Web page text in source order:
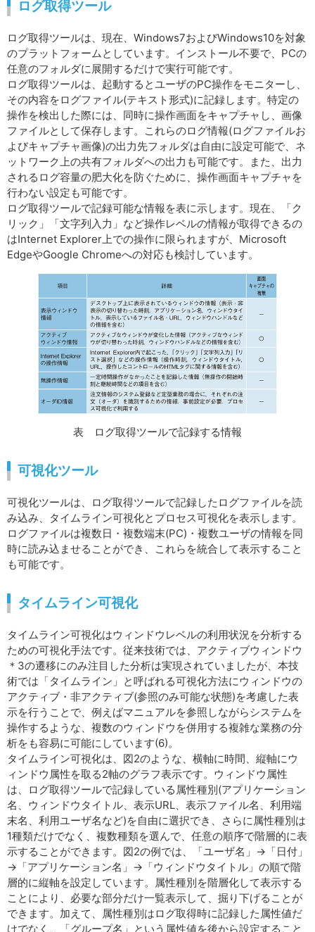
ログ取得ツール
ログ取得ツールは、現在、Windows7およびWindows10を対象
のプラットフォームとしています。インストール不要で、PCの
任意のフォルダに展開するだけで実行可能です。
ログ取得ツールは、起動するとユーザのPC操作をモニターし、
その内容をログファイル(テキスト形式)に記録します。特定の
操作を検出した際には、同時に操作画面をキャプチャし、画像
ファイルとして保存します。これらのログ情報(ログファイルお
よびキャプチャ画像)の出力先フォルダは自由に設定可能で、ネ
ットワーク上の共有フォルダへの出力も可能です。また、出力
されるログ容量の肥大化を防ぐために、操作画面キャプチャを
行わない設定も可能です。
ログ取得ツールで記録可能な情報を表に示します。現在、「ク
リック」「文字列入力」など操作レベルの情報が取得できるの
はInternet Explorer上での操作に限られますが、Microsoft
EdgeやGoogle Chromeへの対応も検討しています。
表 ログ取得ツールで記録する情報
可視化ツール
可視化ツールは、ログ取得ツールで記録したログファイルを読
み込み、タイムライン可視化とプロセス可視化を表示します。
ログファイルは複数日・複数端末(PC)・複数ユーザの情報を同
時に読み込ませることができ、これらを統合して表示すること
も可能です。
タイムライン可視化
タイムライン可視化はウィンドウレベルの利用状況を分析する
ための可視化手法です。従来技術では、アクティブウィンドウ
＊3の遷移にのみ注目した分析は実現されていましたが、本技
術では「タイムライン」と呼ばれる可視化方法にウィンドウの
アクティブ・非アクティブ(参照のみ可能な状態)を考慮した表
示を行うことで、例えばマニュアルを参照しながらシステムを
操作するような、複数のウィンドウを併用する複雑な業務の分
析をも容易に可能にしています(6)。
タイムライン可視化は、図2のような、横軸に時間、縦軸にウ
ィンドウ属性を取る2軸のグラフ表示です。ウィンドウ属性
は、ログ取得ツールで記録している属性種別(アプリケーション
名、ウィンドウタイトル、表示URL、表示ファイル名、利用端
末名、利用ユーザ名など)を自由に選択でき、さらに属性種別は
1種類だけでなく、複数種類を選んで、任意の順序で階層的に表
示することができます。図2の例では、「ユーザ名」→「日付」
→「アプリケーション名」→「ウィンドウタイトル」の順で階
層的に縦軸を設定しています。属性種別を階層化して表示する
ことにより、必要な部分だけ一覧表示して、掘り下げることが
できます。加えて、属性種別はログ取得時に記録した属性値だ
けでなく、「グループ名」という属性値を後から設定すること